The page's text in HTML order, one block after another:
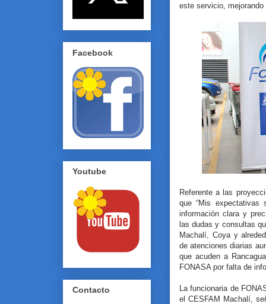
este servicio,
Referente a las
que “Mis expectativas
información clara y
las dudas y consultas
Machalí, Coya y
de atenciones diarias
que acuden a
FONASA por falta de
La funcionaria de
el CESFAM Machalí,
Facebook
Youtube
Contacto